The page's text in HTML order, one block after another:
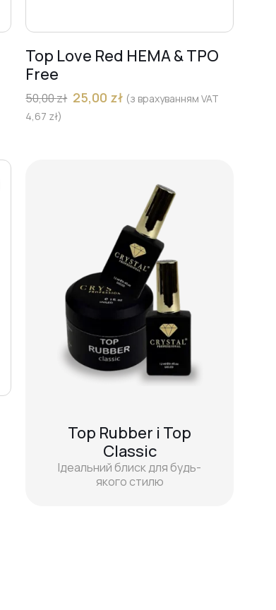
Top Love Red HEMA & TPO
Free
50,00zł 25,00 zł (з врахуванням VAT
4,67 zł)
Top Rubber i Top
Classic
Ідеальний блиск для будь-
якого стилю